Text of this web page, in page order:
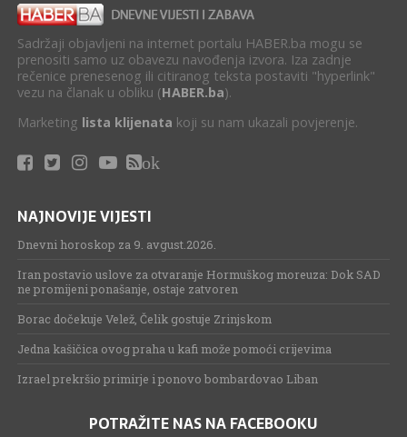
Sadržaji objavljeni na internet portalu HABER.ba mogu se
prenositi samo uz obavezu navođenja izvora. Iza zadnje
rečenice prenesenog ili citiranog teksta postaviti "hyperlink"
vezu na članak u obliku (HABER.ba).
Marketing lista klijenata koji su nam ukazali povjerenje.
ok
NAJNOVIJE VIJESTI
Dnevni horoskop za 9. avgust.2026.
Iran postavio uslove za otvaranje Hormuškog moreuza: Dok SAD
ne promijeni ponašanje, ostaje zatvoren
Borac dočekuje Velež, Čelik gostuje Zrinjskom
Jedna kašičica ovog praha u kafi može pomoći crijevima
Izrael prekršio primirje i ponovo bombardovao Liban
POTRAŽITE NAS NA FACEBOOKU